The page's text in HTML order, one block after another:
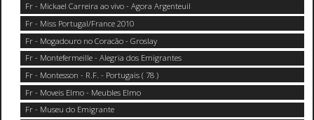
Fr - Mickael Carreira ao vivo - Agora Argenteuil
Fr - Miss Portugal/France 2010
Fr - Mogadouro no Coracão - Groslay
Fr - Montefermeille - Alegria dos Emigrantes
Fr - Montesson - R.F. - Portugais ( 78 )
Fr - Moveis Elmo - Meubles Elmo
Fr - Museu do Emigrante